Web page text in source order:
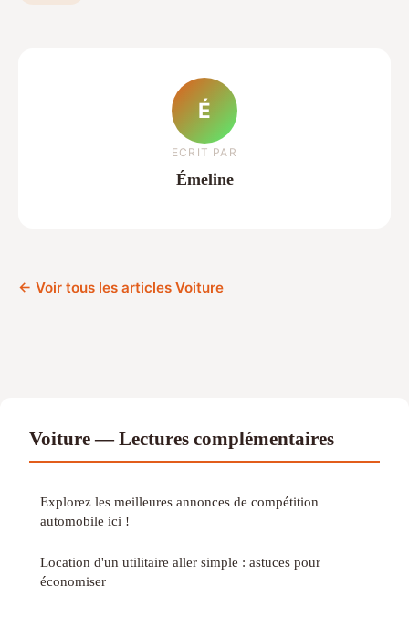
É
ECRIT PAR
Émeline
← Voir tous les articles Voiture
Voiture — Lectures complémentaires
Explorez les meilleures annonces de compétition
automobile ici !
Location d'un utilitaire aller simple : astuces pour
économiser